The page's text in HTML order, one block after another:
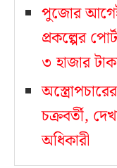
পুজোর
প্রকল্পের
৩ হাজার
চক্রবর্তী,
অধিকারী